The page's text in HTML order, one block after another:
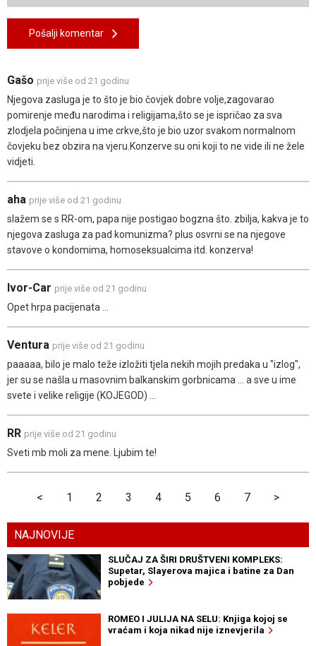
Pošalji komentar
Gašo prije više od 21 godinu
Njegova zasluga je to što je bio čovjek dobre volje,zagovarao
pomirenje među narodima i religijama,što se je ispričao za sva
zlodjela počinjena u ime crkve,što je bio uzor svakom normalnom
čovjeku bez obzira na vjeru.Konzerve su oni koji to ne vide ili ne žele
vidjeti.
aha prije više od 21 godinu
slažem se s RR-om, papa nije postigao bogzna što. zbilja, kakva je to
njegova zasluga za pad komunizma? plus osvrni se na njegove
stavove o kondomima, homoseksualcima itd. konzerva!
Ivor-Car prije više od 21 godinu
Opet hrpa pacijenata ...
Ventura prije više od 21 godinu
paaaaa, bilo je malo teže izložiti tjela nekih mojih predaka u "izlog",
jer su se našla u masovnim balkanskim gorbnicama ... a sve u ime
svete i velike religije (KOJEGOD) ...
RR prije više od 21 godinu
Sveti mb moli za mene. Ljubim te!
< 1 2 3 4 5 6 7 >
NAJNOVIJE
SLUČAJ ZA ŠIRI DRUŠTVENI KOMPLEKS:
Supetar, Slayerova majica i batine za Dan
pobjede
ROMEO I JULIJA NA SELU: Knjiga kojoj se
vraćam i koja nikad nije iznevjerila